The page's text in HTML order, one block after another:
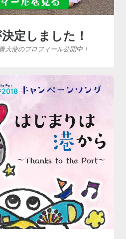
定しました！
大使のプロフィール公開中！